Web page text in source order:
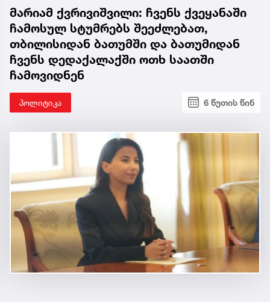
მარიამ ქვრივიშვილი: ჩვენს ქვეყანაში
ჩამოსულ სტუმრებს შეეძლებათ,
თბილისიდან ბათუმში და ბათუმიდან
ჩვენს დედაქალაქში ოთხ საათში
ჩამოვიდნენ
პოლიტიკა 6 წუთის წინ